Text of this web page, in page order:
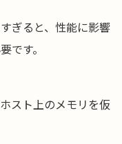
ぎると、性能に影響
です。
スト上のメモリを仮